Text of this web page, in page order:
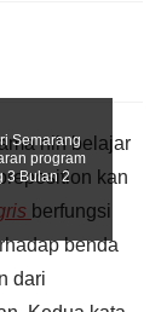
nih belajar
kan
berfungsi
benda
dari
Semarang
program
3 Bulan 2